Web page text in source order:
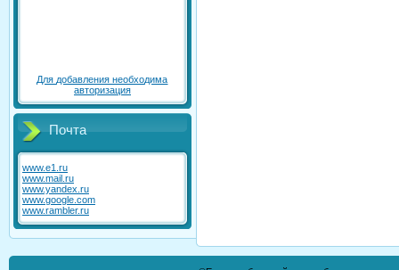
Для добавления необходима
авторизация
Почта
www.e1.ru
www.mail.ru
www.yandex.ru
www.google.com
www.rambler.ru